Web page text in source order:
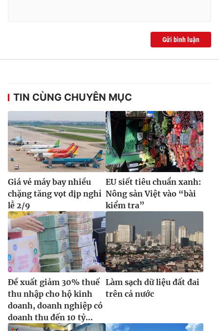
Gửi bình luận
TIN CÙNG CHUYÊN MỤC
Giá vé máy bay nhiều
chặng tăng vọt dịp nghỉ
lễ 2/9
EU siết tiêu chuẩn xanh:
Nông sản Việt vào “bài
kiểm tra”
Đề xuất giảm 30% thuế
thu nhập cho hộ kinh
doanh, doanh nghiệp có
doanh thu đến 10 tỷ...
Làm sạch dữ liệu đất đai
trên cả nước